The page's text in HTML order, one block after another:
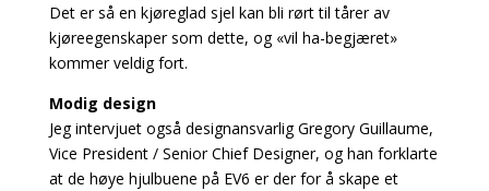
Det er så en kjøreglad sjel kan bli rørt til tårer av
kjøreegenskaper som dette, og «vil ha-begjæret»
kommer veldig fort.
Modig design
Jeg intervjuet også designansvarlig Gregory Guillaume,
Vice President / Senior Chief Designer, og han forklarte
at de høye hjulbuene på EV6 er der for å skape et